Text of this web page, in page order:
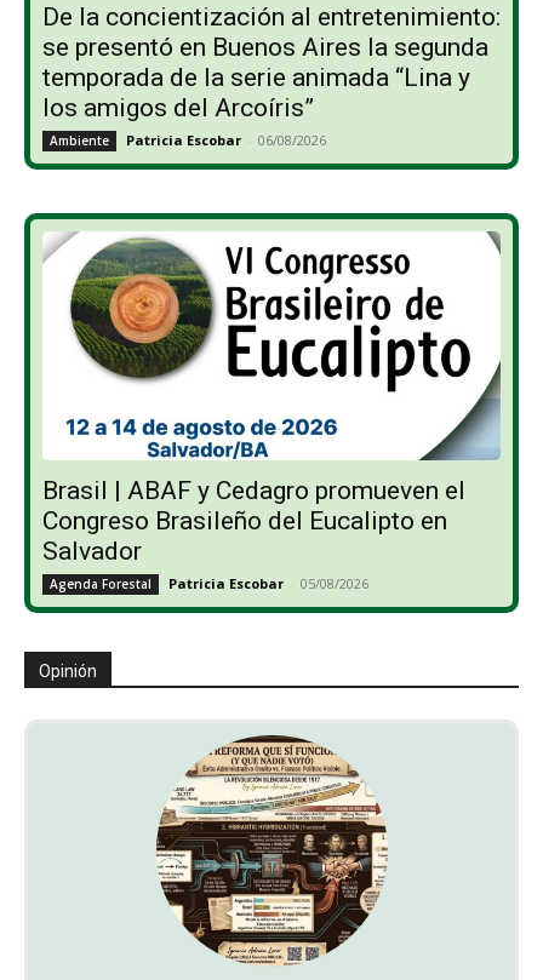
De la concientización al entretenimiento:
se presentó en Buenos Aires la segunda
temporada de la serie animada “Lina y
los amigos del Arcoíris”
Ambiente Patricia Escobar - 06/08/2026
Brasil | ABAF y Cedagro promueven el
Congreso Brasileño del Eucalipto en
Salvador
Agenda Forestal Patricia Escobar - 05/08/2026
Opinión